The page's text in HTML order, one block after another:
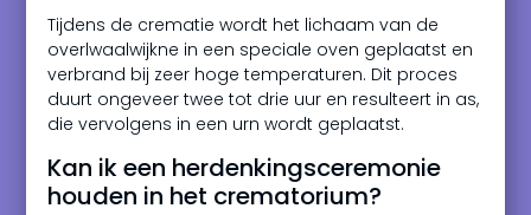
Tijdens de crematie wordt het lichaam van de
overlwaalwijkne in een speciale oven geplaatst en
verbrand bij zeer hoge temperaturen. Dit proces
duurt ongeveer twee tot drie uur en resulteert in as,
die vervolgens in een urn wordt geplaatst.
Kan ik een herdenkingsceremonie
houden in het crematorium?